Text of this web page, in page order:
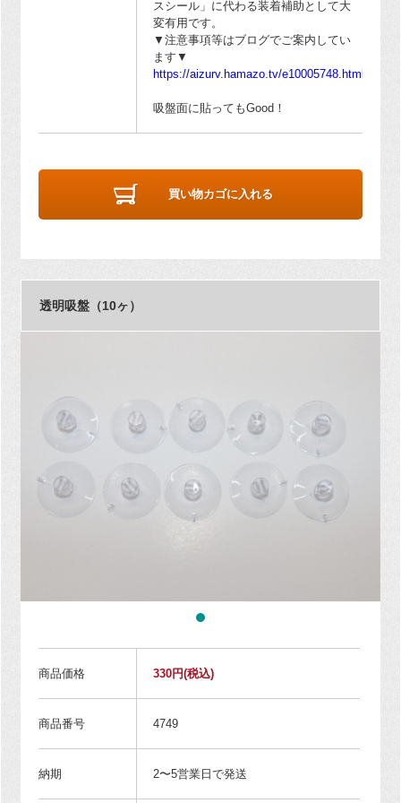
スシール」に代わる装着補助として大
変有用です。
▼注意事項等はブログでご案内してい
ます▼
https://aizurv.hamazo.tv/e10005748.html
吸盤面に貼ってもGood！
買い物カゴに入れる
透明吸盤（10ヶ）
商品価格 330円(税込)
商品番号 4749
納期 2〜5営業日で発送